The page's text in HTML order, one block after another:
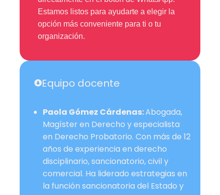
Estamos listos para ayudarte a elegir la
opción más conveniente para ti o tu
organización.
Equipo docente
Paola Gómez Cárdenas:Abogada,
Magíster en Derecho y especialista
en Derecho Probatorio. Con más de 12
años de experiencia en derecho
disciplinario, sancionatorio, civil y
comercial. Ha liderado estrategias en
la función sancionatoria del Estado y